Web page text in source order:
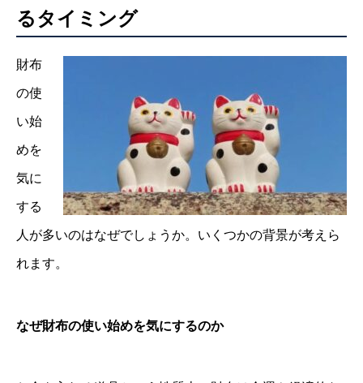
るタイミング
財布
の使
い始
めを
気に
する
人が多いのはなぜでしょうか。いくつかの背景が考えら
れます。
なぜ財布の使い始めを気にするのか